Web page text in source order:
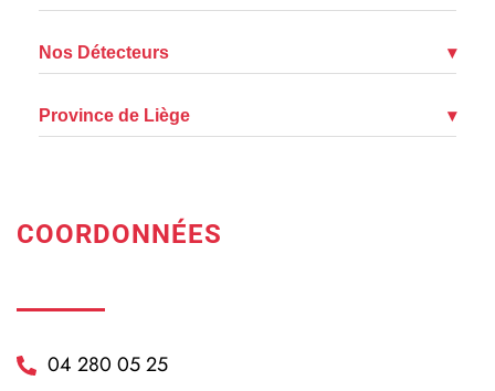
Nos Détecteurs ▾
Province de Liège ▾
COORDONNÉES
04 280 05 25